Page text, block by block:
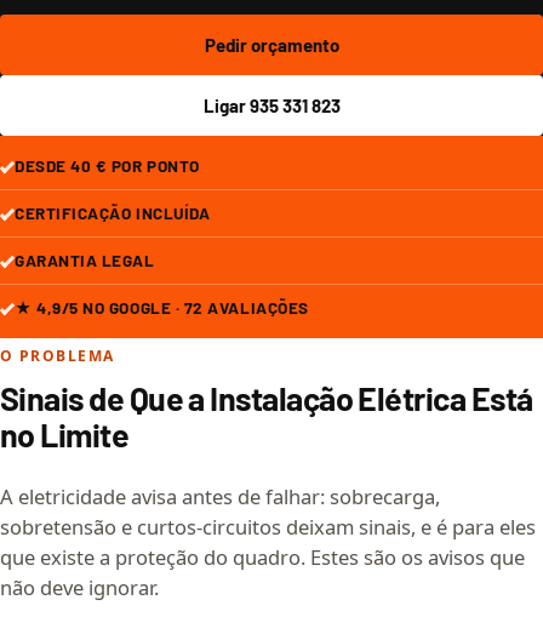
Pedir orçamento
Ligar 935 331 823
DESDE 40 € POR PONTO
CERTIFICAÇÃO INCLUÍDA
GARANTIA LEGAL
★ 4,9/5 NO GOOGLE · 72 AVALIAÇÕES
O PROBLEMA
Sinais de Que a Instalação Elétrica Está
no Limite
A eletricidade avisa antes de falhar: sobrecarga,
sobretensão e curtos-circuitos deixam sinais, e é para eles
que existe a proteção do quadro. Estes são os avisos que
não deve ignorar.